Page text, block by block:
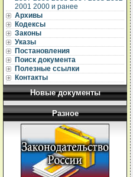
2001 2000 и ранее
Архивы
Кодексы
Законы
Указы
Постановления
Поиск документа
Полезные ссылки
Контакты
Новые документы
Разное